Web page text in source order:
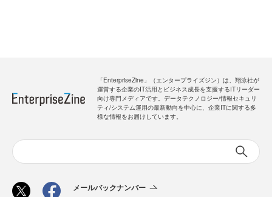
「EnterpriseZine」（エンタープライズジン）は、翔泳社が
運営する企業のIT活用とビジネス成長を支援するITリーダー
向け専門メディアです。データテクノロジー/情報セキュリ
ティ/システム運用の最新動向を中心に、企業ITに関する多
様な情報をお届けしています。
メールバックナンバー